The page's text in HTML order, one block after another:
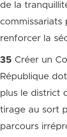
de la
commissariats
renforcer la
35 Créer un
République
plus le district
tirage au sort
parcours